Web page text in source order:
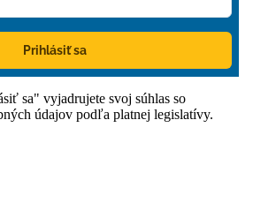
Prihlásiť sa
sa" vyjadrujete svoj súhlas so
údajov podľa platnej legislatívy.